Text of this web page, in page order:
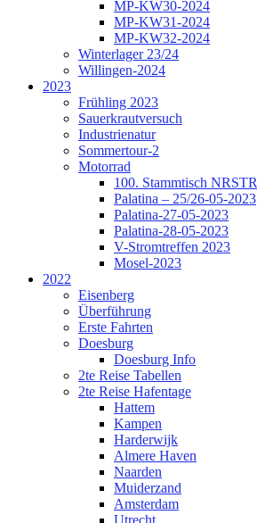
MP-KW30-2024
MP-KW31-2024
MP-KW32-2024
Winterlager 23/24
Willingen-2024
2023
Frühling 2023
Sauerkrautversuch
Industrienatur
Sommertour-2
Motorrad
100. Stammtisch NRSTR
Palatina – 25/26-05-2023
Palatina-27-05-2023
Palatina-28-05-2023
V-Stromtreffen 2023
Mosel-2023
2022
Eisenberg
Überführung
Erste Fahrten
Doesburg
Doesburg Info
2te Reise Tabellen
2te Reise Hafentage
Hattem
Kampen
Harderwijk
Almere Haven
Naarden
Muiderzand
Amsterdam